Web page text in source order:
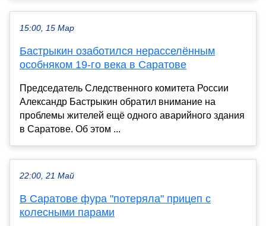
15:00, 15 Мар
Бастрыкин озаботился нерасселённым
особняком 19-го века в Саратове
Председатель Следственного комитета России
Александр Бастрыкин обратил внимание на
проблемы жителей ещё одного аварийного здания
в Саратове. Об этом ...
22:00, 21 Май
В Саратове фура "потеряла" прицеп с
колесными парами